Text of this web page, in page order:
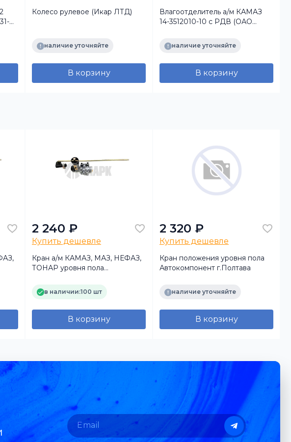
Колесо рулевое (Икар ЛТД)
наличие уточняйте
В корзину
Влагоотделитель а/м КАМАЗ
14-3512010-10 с РДВ (ОАО
наличие уточняйте
В корзину
2 240 ₽
Купить дешевле
Кран а/м КАМАЗ, МАЗ, НЕФАЗ,
ТОНАР уровня пола
в наличии:100 шт
В корзину
2 320 ₽
Купить дешевле
Кран положения уровня пола
Автокомпонент г.Полтава
наличие уточняйте
В корзину